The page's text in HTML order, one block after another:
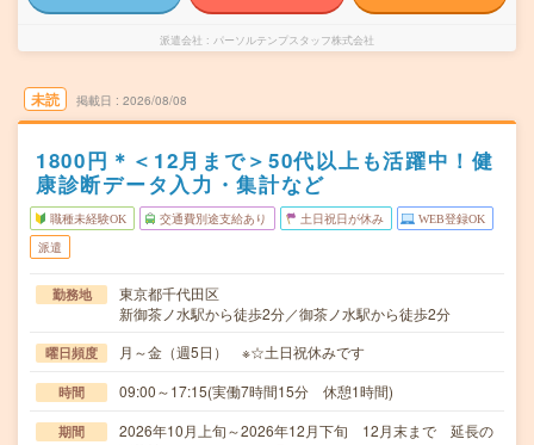
派遣会社 パーソルテンプスタッフ株式会社
未読 掲載日 2026/08/08
1800円＊＜12月まで＞50代以上も活躍中！健
康診断データ入力・集計など
職種未経験OK 交通費別途支給あり 土日祝日が休み WEB登録OK
派遣
勤務地
東京都千代田区
新御茶ノ水駅から徒歩2分／御茶ノ水駅から徒歩2分
曜日頻度 月～金（週5日） ※☆土日祝休みです
時間 09:00～17:15(実働7時間15分 休憩1時間)
期間
2026年10月上旬～2026年12月下旬 12月末まで 延長の